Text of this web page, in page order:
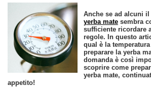
Anche se ad alcuni
yerba matesembra
sufficiente ricordare
regole. In questo
qual è la
preparare la yerba
domanda è così
scoprire come
yerba mate,
appetito!